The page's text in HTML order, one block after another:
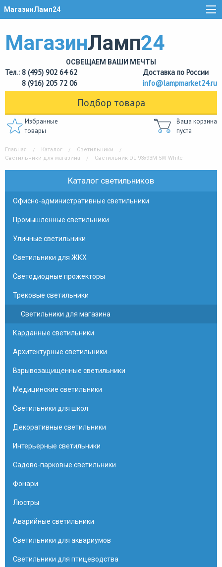
МагазинЛамп24
МагазинЛамп24
ОСВЕЩАЕМ ВАШИ МЕЧТЫ
Тел.: 8 (495) 902 64 62
8 (916) 205 72 06
Доставка по России
info@lampmarket24.ru
Подбор товара
Избранные
товары
Ваша корзина
пуста
Главная Каталог
Светильники
Светильники для магазина
Светильник DL-93x93M-5W White
Каталог светильников
Офисно-административные светильники
Промышленные светильники
Уличные светильники
Светильники для ЖКХ
Светодиодные прожекторы
Трековые светильники
Светильники для магазина
Карданные светильники
Архитектурные светильники
Взрывозащищенные светильники
Медицинские светильники
Светильники для школ
Декоративные светильники
Интерьерные светильники
Садово-парковые светильники
Фонари
Люстры
Аварийные светильники
Светильники для аквариумов
Светильники для птицеводства